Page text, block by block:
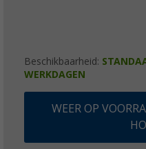
Beschikbaarheid:
WERKDAGEN
WEER OP